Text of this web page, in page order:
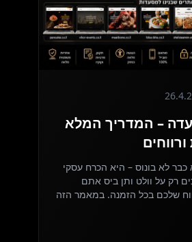
– המדריך המלא
לא בונוס – היא הכרח עסקי
רק על וולט ותן ביס אתם
עד 40% מהרווח שלכם בכל הזמנה. במאמר הזה